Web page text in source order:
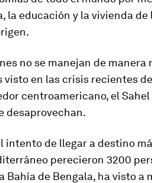
la educación y la vivienda
no se manejan de manera
visto en las crisis recientes
centroamericano, el Sahel
desaprovechan.
intento de llegar a destino
perecieron 3200
Bahía de Bengala, ha visto a